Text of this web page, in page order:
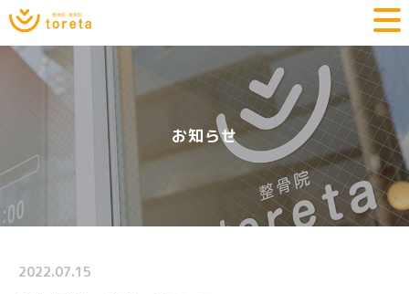
お知らせ
2022.07.15